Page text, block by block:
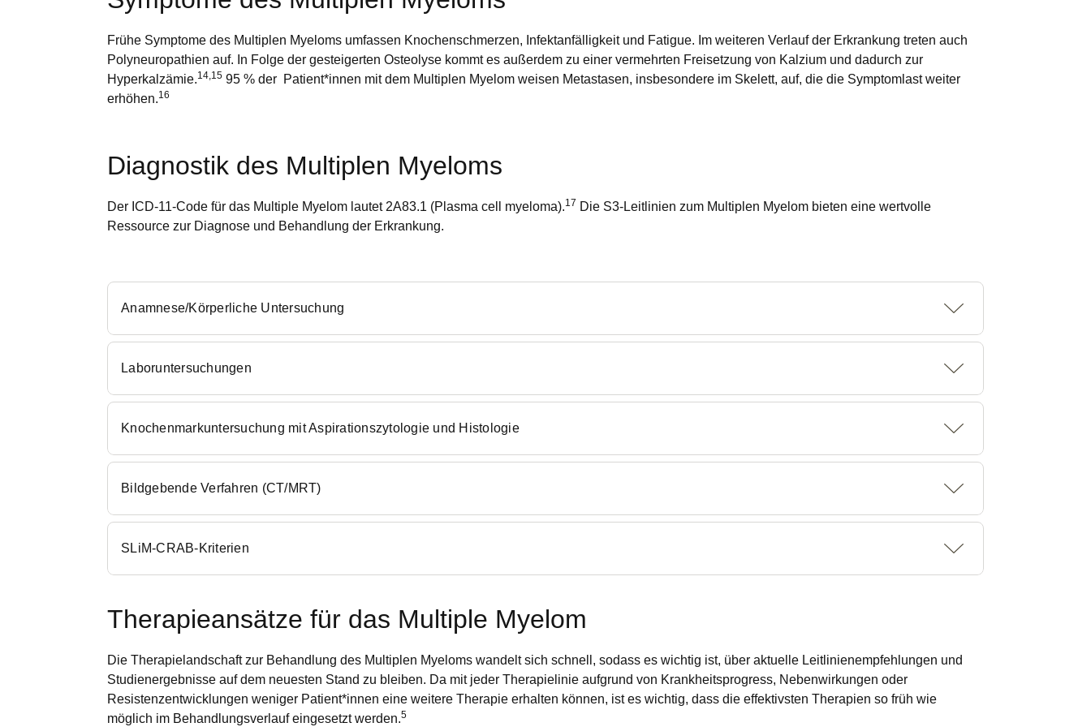
Frühe Symptome des Multiplen Myeloms umfassen Knochenschmerzen, Infektanfälligkeit und Fatigue. Im weiteren Verlauf der Erkrankung treten auch
Polyneuropathien auf. In Folge der gesteigerten Osteolyse kommt es außerdem zu einer vermehrten Freisetzung von Kalzium und dadurch zur
Hyperkalzämie.14,15 95 % der Patient*innen mit dem Multiplen Myelom weisen Metastasen, insbesondere im Skelett, auf, die die Symptomlast weiter
erhöhen.16
Diagnostik des Multiplen Myeloms
Der ICD-11-Code für das Multiple Myelom lautet 2A83.1 (Plasma cell myeloma).17 Die S3-Leitlinien zum Multiplen Myelom bieten eine wertvolle
Ressource zur Diagnose und Behandlung der Erkrankung.
Anamnese/Körperliche Untersuchung
Laboruntersuchungen
Knochenmarkuntersuchung mit Aspirationszytologie und Histologie
Bildgebende Verfahren (CT/MRT)
SLiM-CRAB-Kriterien
Therapieansätze für das Multiple Myelom
Die Therapielandschaft zur Behandlung des Multiplen Myeloms wandelt sich schnell, sodass es wichtig ist, über aktuelle Leitlinienempfehlungen und
Studienergebnisse auf dem neuesten Stand zu bleiben. Da mit jeder Therapielinie aufgrund von Krankheitsprogress, Nebenwirkungen oder
Resistenzentwicklungen weniger Patient*innen eine weitere Therapie erhalten können, ist es wichtig, dass die effektivsten Therapien so früh wie
möglich im Behandlungsverlauf eingesetzt werden.5